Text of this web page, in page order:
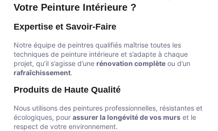
Votre Peinture Intérieure ?
Expertise et Savoir-Faire
Notre équipe de peintres qualifiés maîtrise toutes les
techniques de peinture intérieure et s’adapte à chaque
projet, qu’il s’agisse d’une rénovation complète ou d’un
rafraîchissement.
Produits de Haute Qualité
Nous utilisons des peintures professionnelles, résistantes et
écologiques, pour assurer la longévité de vos murs et le
respect de votre environnement.